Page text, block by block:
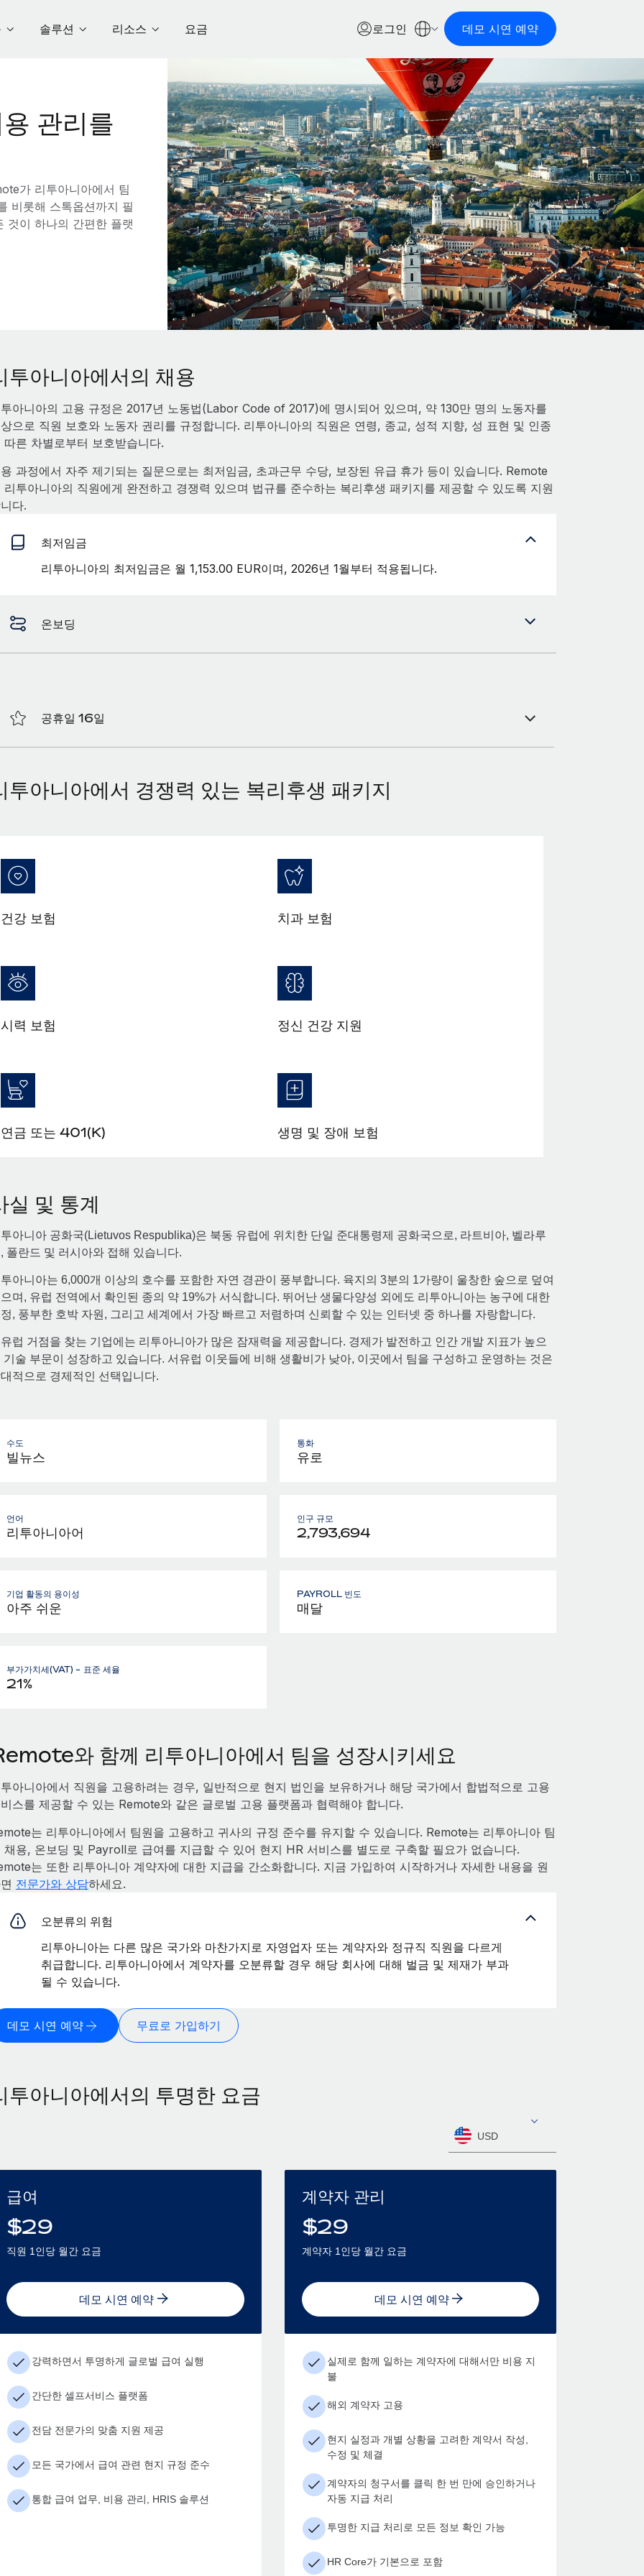
솔루션 리소스 요금 로그인 데모 시연 예약
관리를
가 리투아니아에서 팀
비롯해 스톡옵션까지 필
것이 하나의 간편한 플랫
투아니아에서의 채용
아니아의 고용 규정은 2017년 노동법(Labor Code of 2017)에 명시되어 있으며, 약 130만 명의 노동자를
으로 직원 보호와 노동자 권리를 규정합니다. 리투아니아의 직원은 연령, 종교, 성적 지향, 성 표현 및 인종
따른 차별로부터 보호받습니다.
과정에서 자주 제기되는 질문으로는 최저임금, 초과근무 수당, 보장된 유급 휴가 등이 있습니다. Remote
리투아니아의 직원에게 완전하고 경쟁력 있으며 법규를 준수하는 복리후생 패키지를 제공할 수 있도록 지원
다.
최저임금
리투아니아의 최저임금은 월 1,153.00 EUR이며, 2026년 1월부터 적용됩니다.
온보딩
공휴일 16일
투아니아에서 경쟁력 있는 복리후생 패키지
건강 보험 치과 보험
시력 보험 정신 건강 지원
연금 또는 401(K) 생명 및 장애 보험
실 및 통계
아니아 공화국(Lietuvos Respublika)은 북동 유럽에 위치한 단일 준대통령제 공화국으로, 라트비아, 벨라루
폴란드 및 러시아와 접해 있습니다.
아니아는 6,000개 이상의 호수를 포함한 자연 경관이 풍부합니다. 육지의 3분의 1가량이 울창한 숲으로 덮여
며, 유럽 전역에서 확인된 종의 약 19%가 서식합니다. 뛰어난 생물다양성 외에도 리투아니아는 농구에 대한
, 풍부한 호박 자원, 그리고 세계에서 가장 빠르고 저렴하며 신뢰할 수 있는 인터넷 중 하나를 자랑합니다.
럽 거점을 찾는 기업에는 리투아니아가 많은 잠재력을 제공합니다. 경제가 발전하고 인간 개발 지표가 높으
기술 부문이 성장하고 있습니다. 서유럽 이웃들에 비해 생활비가 낮아, 이곳에서 팀을 구성하고 운영하는 것은
적으로 경제적인 선택입니다.
수도
빌뉴스
통화
유로
언어
리투아니아어
인구 규모
2,793,694
기업 활동의 용이성
아주 쉬운
PAYROLL 빈도
매달
부가가치세(VAT) - 표준 세율
21%
와 함께 리투아니아에서 팀을 성장시키세요
아니아에서 직원을 고용하려는 경우, 일반적으로 현지 법인을 보유하거나 해당 국가에서 합법적으로 고용
스를 제공할 수 있는 Remote와 같은 글로벌 고용 플랫폼과 협력해야 합니다.
는 리투아니아에서 팀원을 고용하고 귀사의 규정 준수를 유지할 수 있습니다. Remote는 리투아니아 팀
채용, 온보딩 및 Payroll로 급여를 지급할 수 있어 현지 HR 서비스를 별도로 구축할 필요가 없습니다.
는 또한 리투아니아 계약자에 대한 지급을 간소화합니다. 지금 가입하여 시작하거나 자세한 내용을 원
전문가와 상담하세요.
오분류의 위험
리투아니아는 다른 많은 국가와 마찬가지로 자영업자 또는 계약자와 정규직 직원을 다르게
취급합니다. 리투아니아에서 계약자를 오분류할 경우 해당 회사에 대해 벌금 및 제재가 부과
될 수 있습니다.
데모 시연 예약 무료로 가입하기
투아니아에서의 투명한 요금
USD
급여
$29
직원 1인당 월간 요금
데모 시연 예약
강력하면서 투명하게 글로벌 급여 실행
간단한 셀프서비스 플랫폼
전담 전문가의 맞춤 지원 제공
모든 국가에서 급여 관련 현지 규정 준수
통합 급여 업무, 비용 관리, HRIS 솔루션
계약자 관리
$29
계약자 1인당 월간 요금
데모 시연 예약
실제로 함께 일하는 계약자에 대해서만 비용 지
불
해외 계약자 고용
현지 실정과 개별 상황을 고려한 계약서 작성,
수정 및 체결
계약자의 청구서를 클릭 한 번 만에 승인하거나
자동 지급 처리
투명한 지급 처리로 모든 정보 확인 가능
HR Core가 기본으로 포함